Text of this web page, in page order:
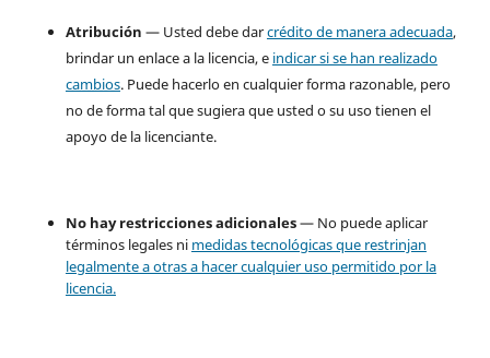
Atribución — Usted debe darcrédito de manera adecuada,
brindar un enlace a la licencia, e indicar si se han realizado
cambios. Puede hacerlo en cualquier forma razonable, pero
no de forma tal que sugiera que usted o su uso tienen el
apoyo de la licenciante.
No hay restricciones adicionales— No puede aplicar
términos legales ni medidas tecnológicas que restrinjan
legalmente a otras a hacer cualquier uso permitido por la
licencia.